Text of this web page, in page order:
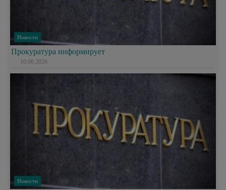
Новости
Прокуратура информирует
10.06.2026
Новости